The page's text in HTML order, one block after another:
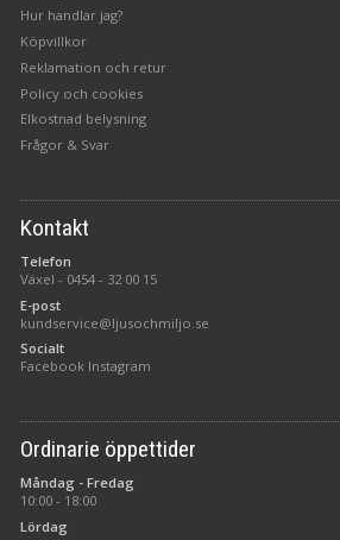
Hur handlar jag?
Köpvillkor
Reklamation och retur
Policy och cookies
Elkostnad belysning
Frågor & Svar
Kontakt
Telefon
Växel - 0454 - 32 00 15
E-post
kundservice@ljusochmiljo.se
Socialt
Facebook Instagram
Ordinarie öppettider
Måndag - Fredag
10:00 - 18:00
Lördag